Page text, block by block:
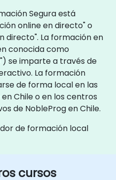
Segura está
online en directo" o
directo". La formación en
conocida como
se imparte a través de
La formación
de forma local en las
Chile o en los centros
de NobleProg en Chile.
de formación local
cursos